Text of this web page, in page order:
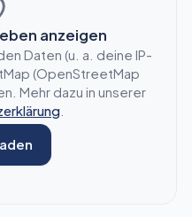
anzeigen
Daten (u. a. deine IP-
(OpenStreetMap
Mehr dazu in unserer